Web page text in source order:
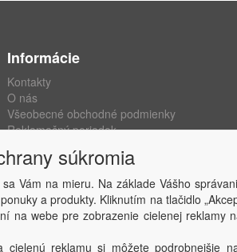
Informácie
Kontakty
O nás
Všeobecné obchodné podmienky
Reklamačný poriadok
Nastavenie súkromia
Odstúpenie od zmluvy
Copyright ©
súkromia
sa Vám na mieru. Na základe Vášho
a produkty. Kliknutím na tlačidlo
na webe pre zobrazenie cielenej reklamy
cielenú reklamu si môžete podrobnejšie